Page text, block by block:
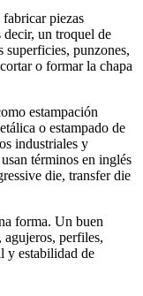
fabricar piezas
decir, un troquel de
superficies, punzones,
o formar la chapa
estampación
o estampado de
industriales y
términos en inglés
die, transfer die
forma. Un buen
agujeros, perfiles,
y estabilidad de